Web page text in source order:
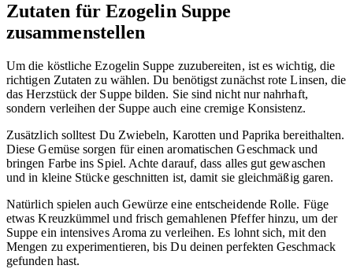
Zutaten für Ezogelin Suppe
zusammenstellen
Um die köstliche Ezogelin Suppe zuzubereiten, ist es wichtig, die
richtigen Zutaten zu wählen. Du benötigst zunächst rote Linsen, die
das Herzstück der Suppe bilden. Sie sind nicht nur nahrhaft,
sondern verleihen der Suppe auch eine cremige Konsistenz.
Zusätzlich solltest Du Zwiebeln, Karotten und Paprika bereithalten.
Diese Gemüse sorgen für einen aromatischen Geschmack und
bringen Farbe ins Spiel. Achte darauf, dass alles gut gewaschen
und in kleine Stücke geschnitten ist, damit sie gleichmäßig garen.
Natürlich spielen auch Gewürze eine entscheidende Rolle. Füge
etwas Kreuzkümmel und frisch gemahlenen Pfeffer hinzu, um der
Suppe ein intensives Aroma zu verleihen. Es lohnt sich, mit den
Mengen zu experimentieren, bis Du deinen perfekten Geschmack
gefunden hast.